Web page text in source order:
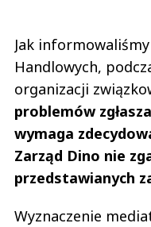
Jak
Handlowych,
organizacji
problemów
wymaga
Zarząd Dino nie
przedstawianych
Wyznaczenie